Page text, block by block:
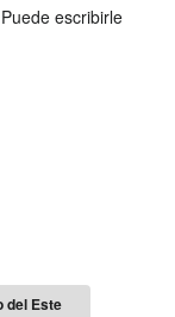
escribirle
del Este